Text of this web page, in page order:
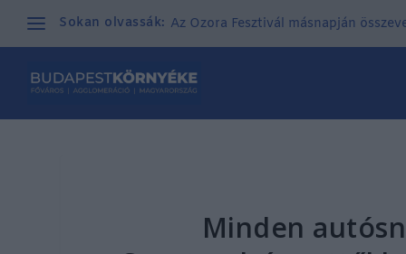
Sokan olvassák: Az Ozora Fesztivál másnapján
Minden